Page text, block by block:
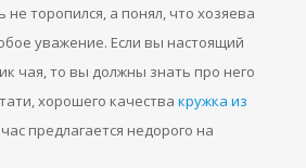
не торопился, а понял, что хозяева
уважение. Если вы настоящий
чая, то вы должны знать про него
хорошего качества кружка из
предлагается недорого на